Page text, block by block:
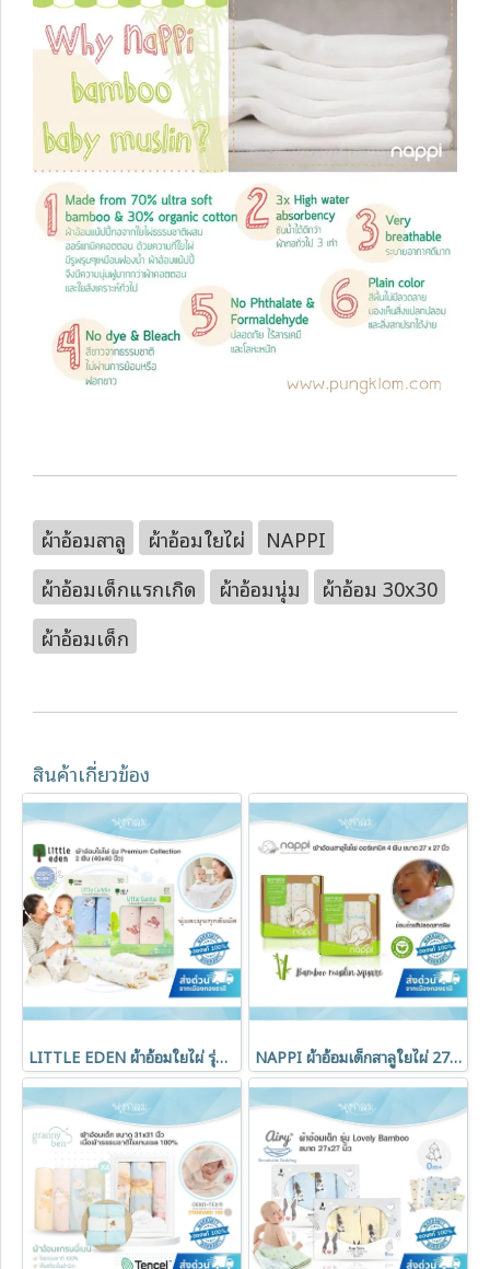
ผ้าอ้อมสาลู ผ้าอ้อมใยไผ่
NAPPI
ผ้าอ้อมเด็กแรกเกิด
ผ้าอ้อมนุ่ม
ผ้าอ้อม 30x30
ผ้าอ้อมเด็ก
สินค้าเกี่ยวข้อง
LITTLE EDEN ผ้าอ้อมใยไผ่ รุ่น Premium Collection 2 ผืน (40x40 นิ้ว) NAPPI ผ้าอ้อมเด็กสาลูใยไผ่ 27x27 นิ้ว เซ็ต 4 ผืน ระบายอากาศดี